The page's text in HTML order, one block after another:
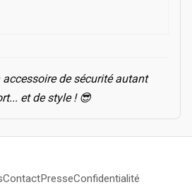
accessoire de sécurité autant
et de style ! 😎
ContactPresseConfidentialité